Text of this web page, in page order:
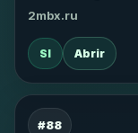
2mbx.ru
SI Abrir
#88